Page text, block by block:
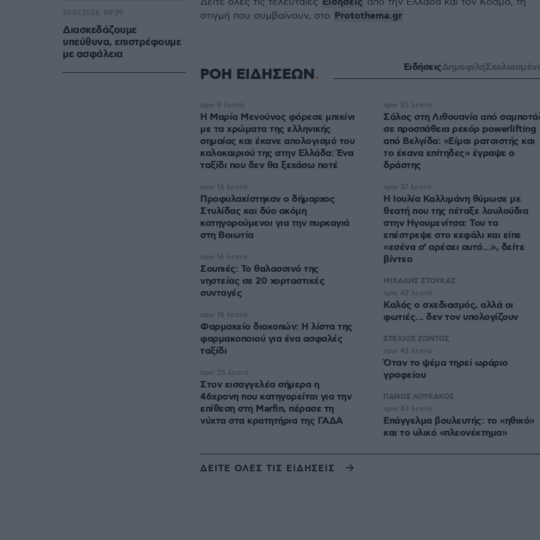
Διασκεδάζουμε
υπεύθυνα, επιστρέφουμε
με ασφάλεια
29.07.2026, 09:39
στιγμή που συμβαίνουν, στο Protothema.gr
ΡΟΗ ΕΙΔΗΣΕΩΝ ΕιδήσειςΔημοφιλή
Η Μαρία Μενούνος φόρεσε μπικίνι
με τα χρώματα της ελληνικής
σημαίας και έκανε απολογισμό του
καλοκαιριού της στην Ελλάδα: Ένα
ταξίδι που δεν θα ξεχάσω ποτέ
πριν 9 λεπτά
Προφυλακίστηκαν ο δήμαρχος
Στυλίδας και δύο ακόμη
κατηγορούμενοι για την πυρκαγιά
στη Βοιωτία
πριν 16 λεπτά
Σουπιές: Το θαλασσινό της
νηστείας σε 20 χορταστικές
συνταγές
πριν 16 λεπτά
Φαρμακείο διακοπών: Η λίστα της
φαρμακοποιού για ένα ασφαλές
ταξίδι
πριν 16 λεπτά
Στον εισαγγελέα σήμερα η
46χρονη που κατηγορείται για την
επίθεση στη Marfin, πέρασε τη
νύχτα στα κρατητήρια της ΓΑΔΑ
πριν 25 λεπτά
Σάλος στη Λιθουανία από
σε προσπάθεια ρεκόρ powerlifting
από Βελγίδα: «Είμαι ρατσιστής και
το έκανα επίτηδες» έγραψε ο
δράστης
πριν 25 λεπτά
Η Ιουλία Καλλιμάνη θύμωσε με
θεατή που της πέταξε λουλούδια
στην Ηγουμενίτσα: Του τα
επέστρεψε στο κεφάλι και είπε
«εσένα σ' αρέσει αυτό...», δείτε
βίντεο
πριν 37 λεπτά
ΜΙΧΑΛΗΣ ΣΤΟΥΚΑΣ
Καλός ο σχεδιασμός, αλλά οι
φωτιές... δεν τον υπολογίζουν
πριν 42 λεπτά
ΣΤΕΛΙΟΣ ΖΩΝΤΟΣ
Όταν το ψέμα τηρεί ωράριο
γραφείου
πριν 43 λεπτά
ΠΑΝΟΣ ΛΟΥΚΑΚΟΣ
Επάγγελμα βουλευτής: το «ηθικό»
και το υλικό «πλεονέκτημα»
πριν 43 λεπτά
ΔΕΙΤΕ ΟΛΕΣ ΤΙΣ ΕΙΔΗΣΕΙΣ